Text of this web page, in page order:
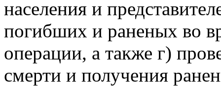
населения и
погибших и раненых во
операции, а также г)
смерти и получения